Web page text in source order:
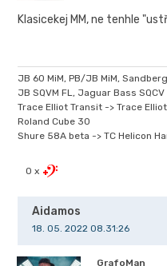
Klasicekej MM, ne tenhle
JB 60 MiM, PB/JB MiM,
JB SQVM FL, Jaguar Bass
Trace Elliot Transit -> Trace
Roland Cube 30
Shure 58A beta -> TC Helicon
0 x
Aidamos
18. 05. 2022 08.31:26
GrafoMan